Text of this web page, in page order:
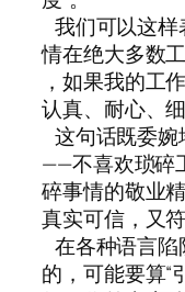
我们可以这样
情在绝大多数
，如果我的工
认真、耐心、
这句话既委
——不喜欢琐碎
碎事情的敬业
真实可信，又
在各种语言
的，可能要算